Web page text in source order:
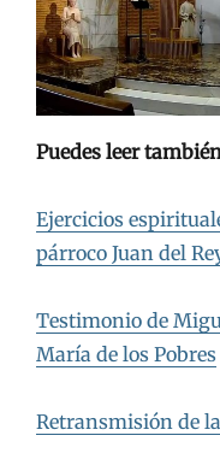
Puedes leer
Ejercicios
párroco Juan del
Testimonio de
María de los Pobres
Retransmisión de